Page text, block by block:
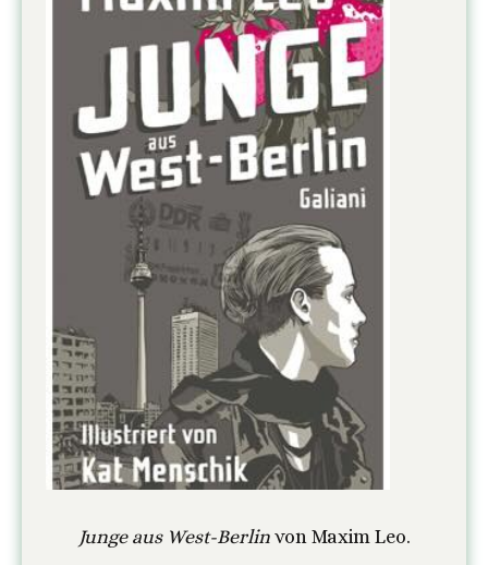
Junge aus West-Berlinvon Maxim Leo.